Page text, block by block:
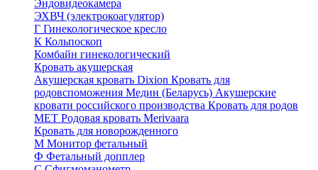
Эндовидеокамера
ЭХВЧ (электрокоагулятор)
Г Гинекологическое кресло
К Кольпоскоп
Комбайн гинекологический
Кровать акушерская
Акушерская кровать Dixion Кровать для
родовспоможения Медин (Беларусь) Акушерские
кровати российского производства Кровать для родов
МЕТ Родовая кровать Merivaara
Кровать для новорожденного
М Монитор фетальный
Ф Фетальный допплер